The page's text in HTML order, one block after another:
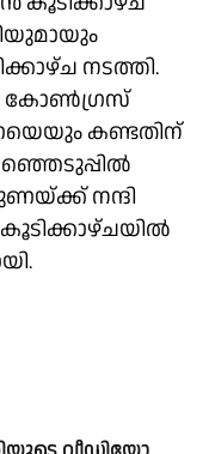
നടത്തി.
കോൺ​ഗ്രസ്
കണ്ടതിന്
നന്ദി